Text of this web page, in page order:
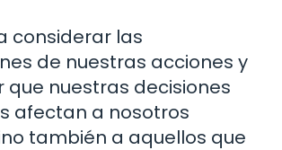
considerar las
de nuestras acciones y
que nuestras decisiones
afectan a nosotros
también a aquellos que